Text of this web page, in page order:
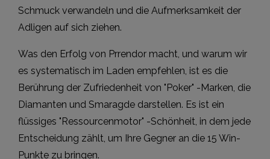
Schmuck verwandeln und die Aufmerksamkeit der
Adligen auf sich ziehen.
Was den Erfolg von Prrendor macht, und warum wir
es systematisch im Laden empfehlen, ist es die
Berührung der Zufriedenheit von "Poker" -Marken, die
Diamanten und Smaragde darstellen. Es ist ein
flüssiges "Ressourcenmotor" -Schönheit, in dem jede
Entscheidung zählt, um Ihre Gegner an die 15 Win-
Punkte zu bringen.